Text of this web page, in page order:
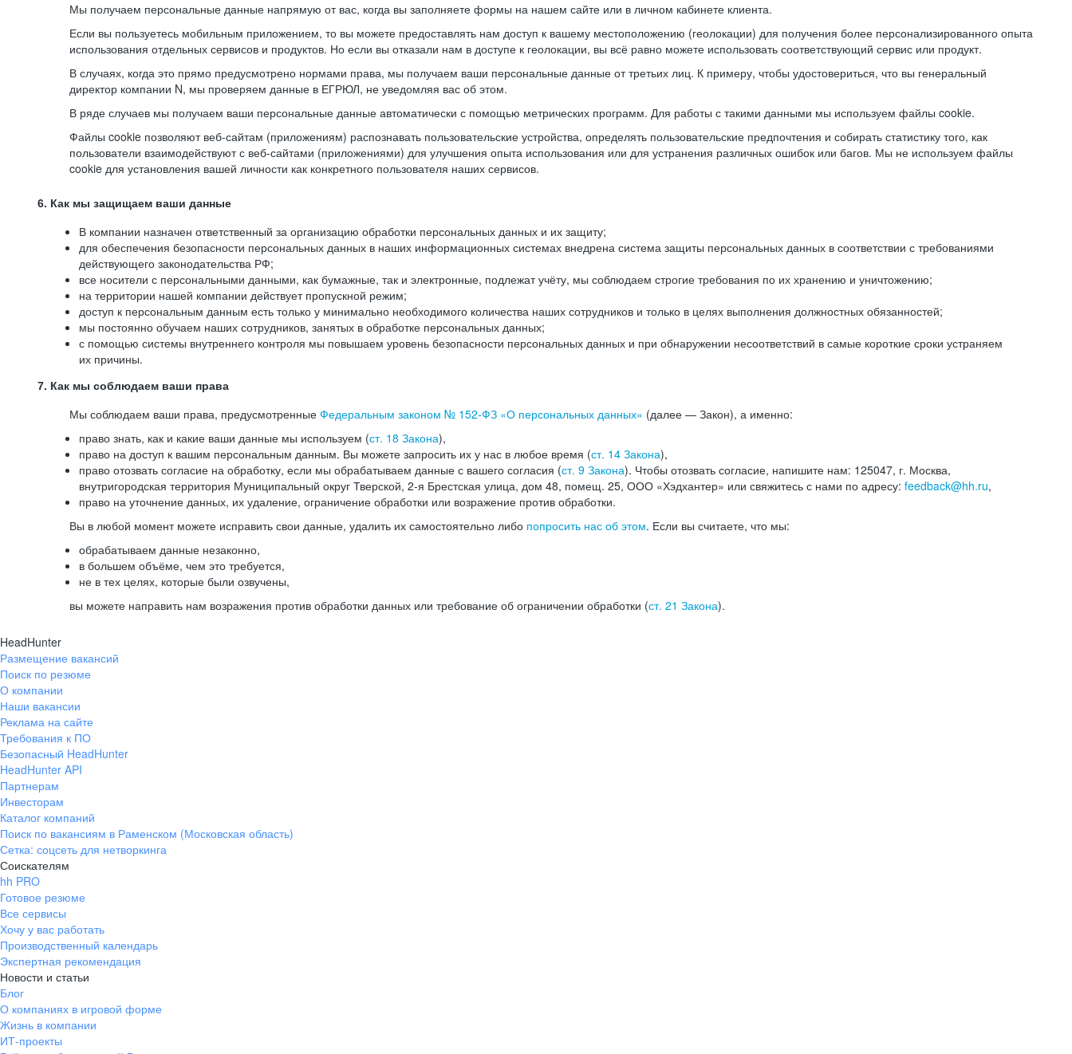
Мы получаем персональные данные напрямую от вас, когда вы заполняете формы на нашем сайте или в личном кабинете клиента.
Если вы пользуетесь мобильным приложением, то вы можете предоставлять нам доступ к вашему местоположению (геолокации) для получения более персонализированного опыта
использования отдельных сервисов и продуктов. Но если вы отказали нам в доступе к геолокации, вы всё равно можете использовать соответствующий сервис или продукт.
В случаях, когда это прямо предусмотрено нормами права, мы получаем ваши персональные данные от третьих лиц. К примеру, чтобы удостовериться, что вы генеральный
директор компании N, мы проверяем данные в ЕГРЮЛ, не уведомляя вас об этом.
В ряде случаев мы получаем ваши персональные данные автоматически с помощью метрических программ. Для работы с такими данными мы используем файлы cookie.
Файлы cookie позволяют веб-сайтам (приложениям) распознавать пользовательские устройства, определять пользовательские предпочтения и собирать статистику того, как
пользователи взаимодействуют с веб-сайтами (приложениями) для улучшения опыта использования или для устранения различных ошибок или багов. Мы не используем файлы
cookie для установления вашей личности как конкретного пользователя наших сервисов.
6. Как мы защищаем ваши данные
В компании назначен ответственный за организацию обработки персональных данных и их защиту;
для обеспечения безопасности персональных данных в наших информационных системах внедрена система защиты персональных данных в соответствии с требованиями
действующего законодательства РФ;
все носители с персональными данными, как бумажные, так и электронные, подлежат учёту, мы соблюдаем строгие требования по их хранению и уничтожению;
на территории нашей компании действует пропускной режим;
доступ к персональным данным есть только у минимально необходимого количества наших сотрудников и только в целях выполнения должностных обязанностей;
мы постоянно обучаем наших сотрудников, занятых в обработке персональных данных;
с помощью системы внутреннего контроля мы повышаем уровень безопасности персональных данных и при обнаружении несоответствий в самые короткие сроки устраняем
их причины.
7. Как мы соблюдаем ваши права
Мы соблюдаем ваши права, предусмотренные Федеральным законом № 152-ФЗ «О персональных данных» (далее — Закон), а именно:
право знать, как и какие ваши данные мы используем (ст. 18 Закона),
право на доступ к вашим персональным данным. Вы можете запросить их у нас в любое время (ст. 14 Закона),
право отозвать согласие на обработку, если мы обрабатываем данные с вашего согласия (ст. 9 Закона). Чтобы отозвать согласие, напишите нам: 125047, г. Москва,
внутригородская территория Муниципальный округ Тверской, 2-я Брестская улица, дом 48, помещ. 25, ООО «Хэдхантер» или свяжитесь с нами по адресу: feedback@hh.ru,
право на уточнение данных, их удаление, ограничение обработки или возражение против обработки.
Вы в любой момент можете исправить свои данные, удалить их самостоятельно либо попросить нас об этом. Если вы считаете, что мы:
обрабатываем данные незаконно,
в большем объёме, чем это требуется,
не в тех целях, которые были озвучены,
вы можете направить нам возражения против обработки данных или требование об ограничении обработки (ст. 21 Закона).
HeadHunter
Размещение вакансий
Поиск по резюме
О компании
Наши вакансии
Реклама на сайте
Требования к ПО
Безопасный HeadHunter
HeadHunter API
Партнерам
Инвесторам
Каталог компаний
Поиск по вакансиям в Раменском (Московская область)
Сетка: соцсеть для нетворкинга
Соискателям
hh PRO
Готовое резюме
Все сервисы
Хочу у вас работать
Производственный календарь
Экспертная рекомендация
Новости и статьи
Блог
О компаниях в игровой форме
Жизнь в компании
ИТ-проекты